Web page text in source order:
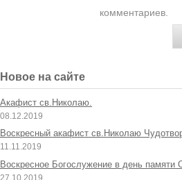
комментариев.
Новое на сайте
Акафист св.Николаю.
08.12.2019
Воскресный акафист св.Николаю
11.11.2019
Воскресное Богослужение в день памяти
27.10.2019